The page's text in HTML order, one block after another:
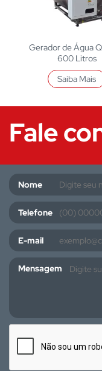
Gerador de Água
600 Litros
Saiba Mais
Fale
Nome
Telefone
E-mail
Mensagem